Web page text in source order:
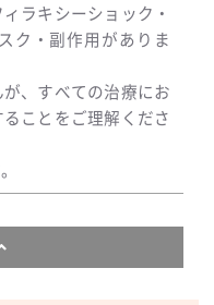
ラキシーショック・
ク・副作用がありま
、すべての治療にお
ことをご理解くださ